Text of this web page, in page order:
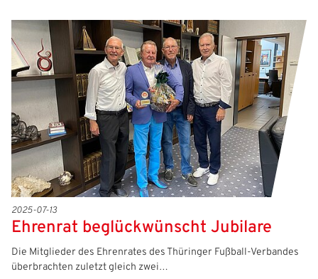
2025-07-13
Ehrenrat beglückwünscht Jubilare
Die Mitglieder des Ehrenrates des Thüringer Fußball-Verbandes
überbrachten zuletzt gleich zwei…